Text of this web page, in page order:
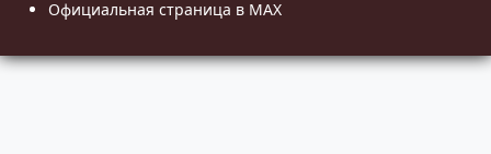
Официальная страница в MAX